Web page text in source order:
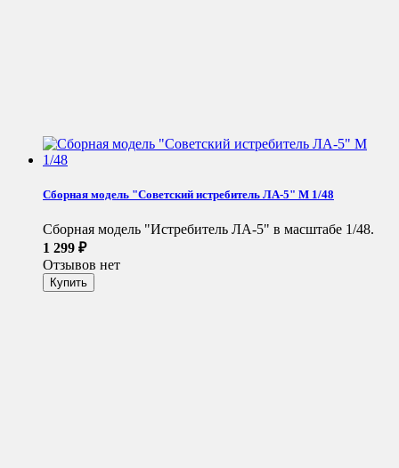
Сборная модель "Советский истребитель ЛА-5" М 1/48
Сборная модель "Истребитель ЛА-5" в масштабе 1/48.
1 299 ₽
Отзывов нет